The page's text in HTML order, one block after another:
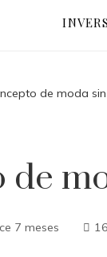
de moda
7 meses